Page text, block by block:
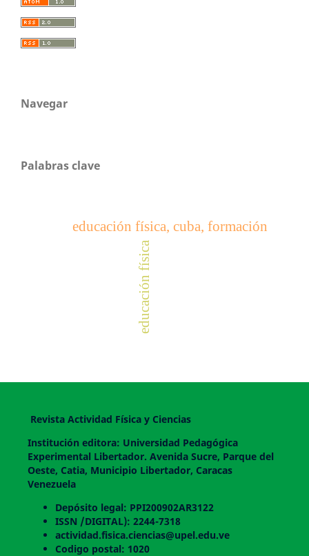
Navegar
Palabras clave
educación física
educación física, cuba, formación
Revista Actividad Física y Ciencias
Institución editora: Universidad Pedagógica
Experimental Libertador. Avenida Sucre, Parque del
Oeste, Catia, Municipio Libertador, Caracas
Venezuela
Depósito legal: PPI200902AR3122
ISSN /DIGITAL): 2244-7318
actividad.fisica.ciencias@upel.edu.ve
Codigo postal: 1020